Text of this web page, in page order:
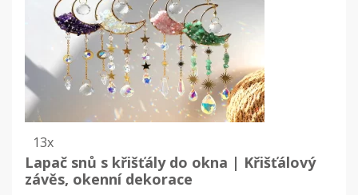
13x
Lapač snů s křišťály do okna | Křišťálový
závěs, okenní dekorace